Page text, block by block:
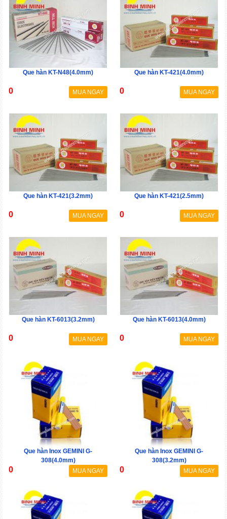
Que hàn KT-N48(4.0mm)
0 MUA NGAY
Que hàn KT-421(4.0mm)
0 MUA NGAY
Que hàn KT-421(3.2mm)
0 MUA NGAY
Que hàn KT-421(2.5mm)
0 MUA NGAY
Que hàn KT-6013(3.2mm)
0 MUA NGAY
Que hàn KT-6013(4.0mm)
0 MUA NGAY
Que hàn Inox GEMINI G-
308(4.0mm)
0 MUA NGAY
Que hàn Inox GEMINI G-
308(3.2mm)
0 MUA NGAY